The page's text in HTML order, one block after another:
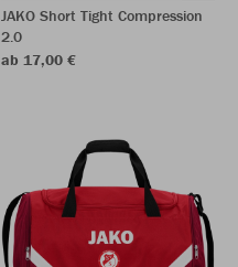
JAKO Short Tight Compression
2.0
ab 17,00 €